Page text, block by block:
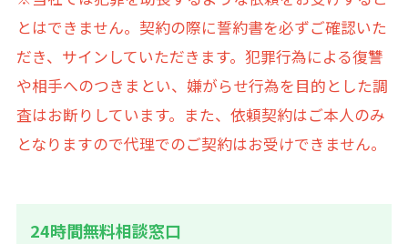
とはできません。契約の際に誓約書を必ずご確認いた
だき、サインしていただきます。犯罪行為による復讐
や相手へのつきまとい、嫌がらせ行為を目的とした調
査はお断りしています。また、依頼契約はご本人のみ
となりますので代理でのご契約はお受けできません。
24時間無料相談窓口